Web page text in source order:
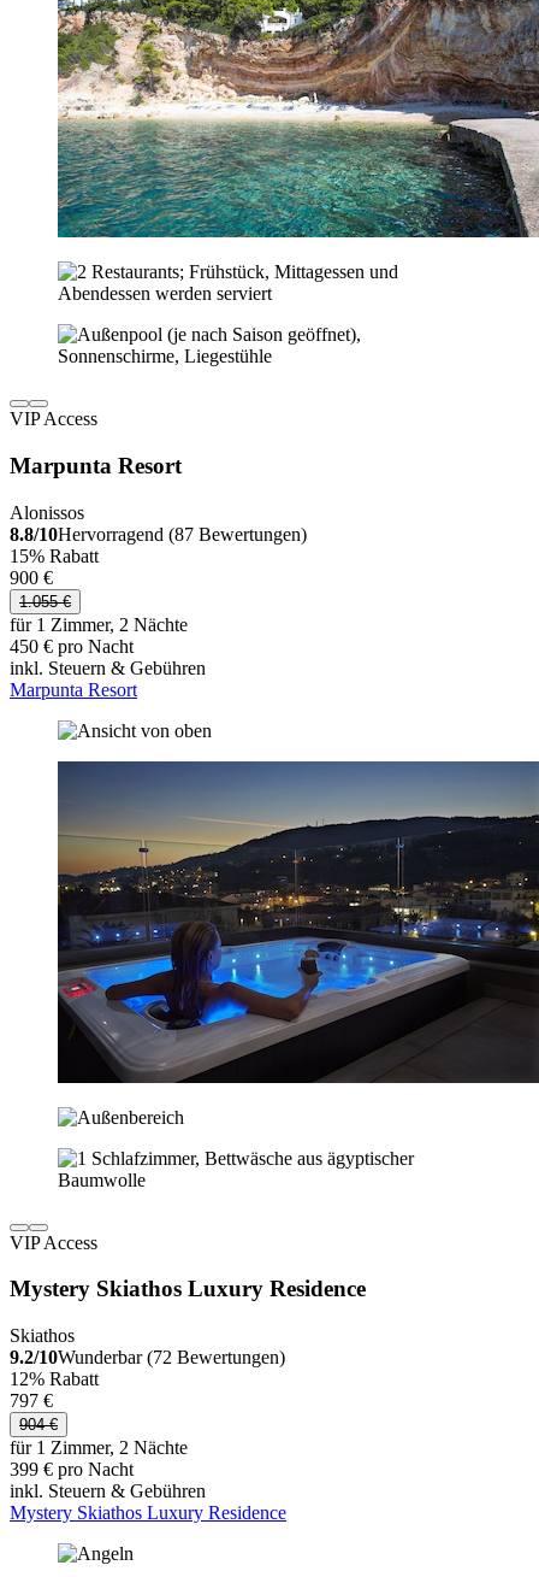
VIP Access
Marpunta Resort
Alonissos
8.8/10Hervorragend (87 Bewertungen)
15% Rabatt
900 €
1.055 €
für 1 Zimmer, 2 Nächte
450 € pro Nacht
inkl. Steuern & Gebühren
Marpunta Resort
VIP Access
Mystery Skiathos Luxury Residence
Skiathos
9.2/10Wunderbar (72 Bewertungen)
12% Rabatt
797 €
904 €
für 1 Zimmer, 2 Nächte
399 € pro Nacht
inkl. Steuern & Gebühren
Mystery Skiathos Luxury Residence